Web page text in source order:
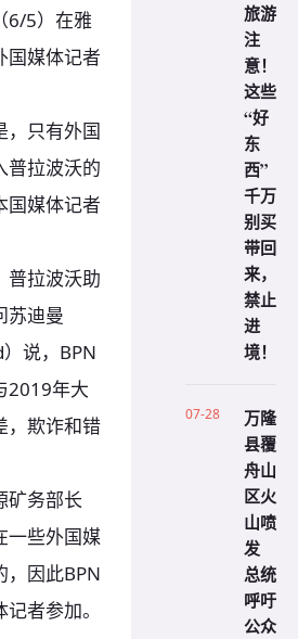
6/5）在雅
国媒体记者
只有外国
普拉波沃的
国媒体记者
拉波沃助
苏迪曼
）说，BPN
2019年大
，欺诈和错
务部长
一些外国媒
，因此BPN
者参加。
旅游
注
意！
这些
“好
东
西”
千万
别买
带回
来，
禁止
进
境！
07-28
万隆
县覆
舟山
区火
山喷
发
总统
呼吁
公众